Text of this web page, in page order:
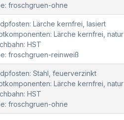
froschgruen-ohne
Lärche kernfrei, lasiert
Lärche kernfrei, natur
HST
froschgruen-reinweiß
Stahl, feuerverzinkt
Lärche kernfrei, natur
HST
froschgruen-ohne